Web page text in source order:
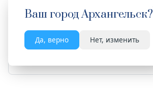
Ваш городАрхангельск?
Да, верно Нет, изменить
Весь сайт